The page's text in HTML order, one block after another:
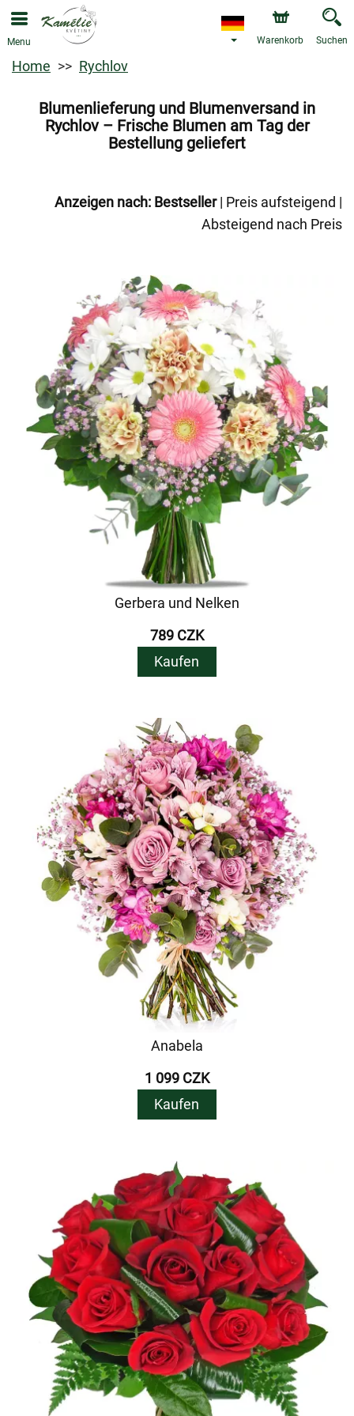
Menu Warenkorb Suchen
Home Rychlov
Blumenlieferung und Blumenversand in
Rychlov – Frische Blumen am Tag der
Bestellung geliefert
Anzeigen nach: Bestseller| Preis aufsteigend |
Absteigend nach Preis
Gerbera und Nelken
789 CZK
Kaufen
Anabela
1 099 CZK
Kaufen